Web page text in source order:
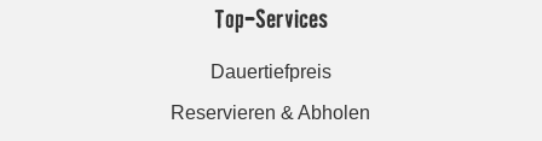
Top-Services
Dauertiefpreis
Reservieren & Abholen